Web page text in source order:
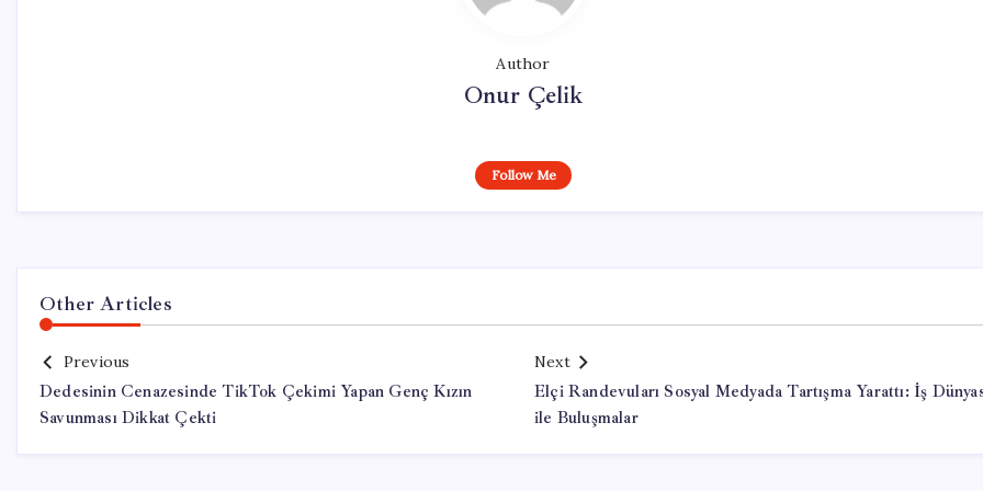
Author
Onur Çelik
Follow Me
Other Articles
Previous
Dedesinin Cenazesinde TikTok Çekimi Yapan Genç Kızın
Savunması Dikkat Çekti
Next
Elçi Randevuları Sosyal Medyada Tartışma Yarattı: İş
ile Buluşmalar